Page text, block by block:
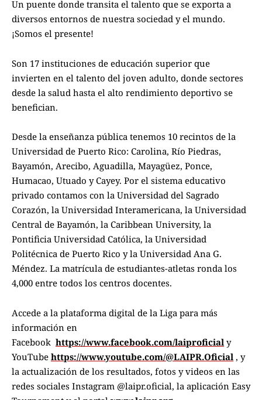
Un puente donde transita el talento que se exporta a
diversos entornos de nuestra sociedad y el mundo.
¡Somos el presente!
Son 17 instituciones de educación superior que
invierten en el talento del joven adulto, donde sectores
desde la salud hasta el alto rendimiento deportivo se
benefician.
Desde la enseñanza pública tenemos 10 recintos de la
Universidad de Puerto Rico: Carolina, Río Piedras,
Bayamón, Arecibo, Aguadilla, Mayagüez, Ponce,
Humacao, Utuado y Cayey. Por el sistema educativo
privado contamos con la Universidad del Sagrado
Corazón, la Universidad Interamericana, la Universidad
Central de Bayamón, la Caribbean University, la
Pontificia Universidad Católica, la Universidad
Politécnica de Puerto Rico y la Universidad Ana G.
Méndez. La matrícula de estudiantes-atletas ronda los
4,000 entre todos los centros docentes.
Accede a la plataforma digital de la Liga para más
información en
Facebook https://www.facebook.com/laiproficial y
YouTube https://www.youtube.com/@LAIPR.Oficial , y
la actualización de los resultados, fotos y videos en las
redes sociales Instagram @laipr.oficial, la aplicación Easy